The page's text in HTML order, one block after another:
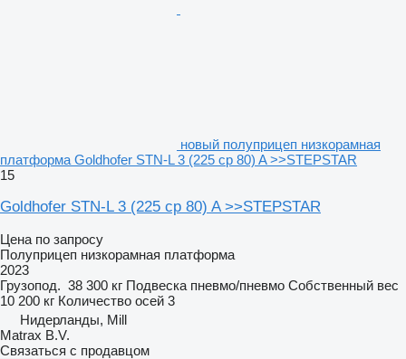
новый полуприцеп низкорамная
платформа Goldhofer STN-L 3 (225 cp 80) A >>STEPSTAR
15
Goldhofer STN-L 3 (225 cp 80) A >>STEPSTAR
Цена по запросу
Полуприцеп низкорамная платформа
2023
Грузопод. 38 300 кг Подвеска пневмо/пневмо Собственный вес
10 200 кг Количество осей 3
Нидерланды, Mill
Matrax B.V.
Связаться с продавцом